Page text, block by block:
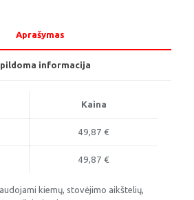
Aprašymas
informacija
Kaina
49,87 €
49,87 €
kiemų, stovėjimo aikštelių,